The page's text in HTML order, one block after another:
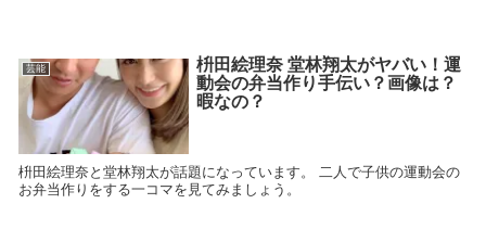
芸能
枡田絵理奈 堂林翔太がヤバい！運
動会の弁当作り手伝い？画像は？
暇なの？
枡田絵理奈と堂林翔太が話題になっています。 二人で子供の運動会の
お弁当作りをする一コマを見てみましょう。